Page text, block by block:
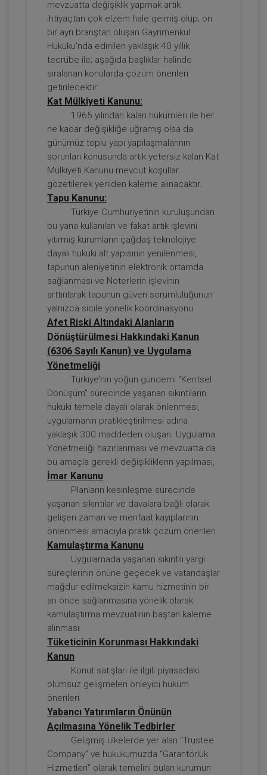
Tüketici Hukuku Enstitüsü
Borçların İfası ve İfa Edilmemesi - IV.
Borçlar Hukuku Kongresi - V. Oturum
360 TL
Tüketici Hukuku Enstitüsü
Taşınmaz Hukuku - IV. Borçlar Hukuku
Kongresi - VI. Oturum
360 TL
Tüketici Hukuku Enstitüsü
Tazminat Hukuku - IV. Borçlar Hukuku
Kongresi - IV. Oturum
360 TL
Tüketici Hukuku Enstitüsü
mevzuatta değişiklik yapmak artık
ihtiyaçtan çok elzem hale gelmiş olup; on
bir ayrı branştan oluşan Gayrimenkul
Hukuku’nda edinilen yaklaşık 40 yıllık
tecrübe ile; aşağıda başlıklar halinde
sıralanan konularda çözüm önerileri
getirilecektir:
Kat Mülkiyeti Kanunu:
1965 yılından kalan hükümleri ile her
ne kadar değişikliğe uğramış olsa da
günümüz toplu yapı yapılaşmalarının
sorunları konusunda artık yetersiz kalan Kat
Mülkiyeti Kanunu mevcut koşullar
gözetilerek yeniden kaleme alınacaktır.
Tapu Kanunu:
Türkiye Cumhuriyetinin kuruluşundan
bu yana kullanılan ve fakat artık işlevini
yitirmiş kurumların çağdaş teknolojiye
dayalı hukuki alt yapısının yenilenmesi,
tapunun aleniyetinin elektronik ortamda
sağlanması ve Noterlerin işlevinin
arttırılarak tapunun güven sorumluluğunun
yalnızca sicile yönelik koordinasyonu
Afet Riski Altındaki Alanların
Dönüştürülmesi Hakkındaki Kanun
(6306 Sayılı Kanun) ve Uygulama
Yönetmeliği
Türkiye’nin yoğun gündemi “Kentsel
Dönüşüm” sürecinde yaşanan sıkıntıların
hukuki temele dayalı olarak önlenmesi,
uygulamanın pratikleştirilmesi adına
yaklaşık 300 maddeden oluşan Uygulama
Yönetmeliği hazırlanması ve mevzuatta da
bu amaçla gerekli değişikliklerin yapılması,
İmar Kanunu
Planların kesinleşme sürecinde
yaşanan sıkıntılar ve davalara bağlı olarak
gelişen zaman ve menfaat kayıplarının
önlenmesi amacıyla pratik çözüm önerileri
Kamulaştırma Kanunu
Uygulamada yaşanan sıkıntılı yargı
süreçlerinin önüne geçecek ve vatandaşlar
mağdur edilmeksizin kamu hizmetinin bir
an önce sağlanmasına yönelik olarak
kamulaştırma mevzuatının baştan kaleme
alınması.
Tüketicinin Korunması Hakkındaki
Kanun
Konut satışları ile ilgili piyasadaki
olumsuz gelişmeleri önleyici hüküm
önerileri
Yabancı Yatırımların Önünün
Açılmasına Yönelik Tedbirler
Gelişmiş ülkelerde yer alan “Trustee
Company” ve hukukumuzda “Garantörlük
Hizmetleri” olarak temelini bulan kurumun